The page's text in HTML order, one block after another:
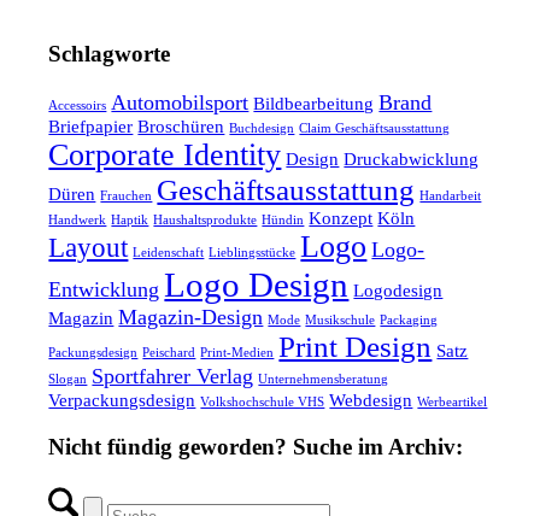
Schlagworte
Accessoirs Automobilsport Bildbearbeitung Brand
Briefpapier Broschüren Buchdesign Claim Geschäftsausstattung
Corporate Identity Design Druckabwicklung
Düren Frauchen Geschäftsausstattung Handarbeit
Handwerk Haptik Haushaltsprodukte Hündin Konzept Köln
Layout Leidenschaft Lieblingsstücke Logo Logo-
Entwicklung Logo Design Logodesign
Magazin Magazin-Design Mode Musikschule Packaging
Packungsdesign Peischard Print-Medien Print Design Satz
Slogan Sportfahrer Verlag Unternehmensberatung
Verpackungsdesign Volkshochschule VHS Webdesign Werbeartikel
Nicht fündig geworden? Suche im Archiv: